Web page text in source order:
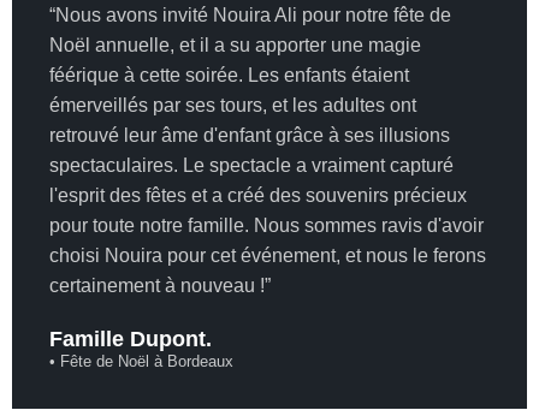
“Nous avons invité Nouira Ali pour notre fête de
Noël annuelle, et il a su apporter une magie
féérique à cette soirée. Les enfants étaient
émerveillés par ses tours, et les adultes ont
retrouvé leur âme d'enfant grâce à ses illusions
spectaculaires. Le spectacle a vraiment capturé
l'esprit des fêtes et a créé des souvenirs précieux
pour toute notre famille. Nous sommes ravis d'avoir
choisi Nouira pour cet événement, et nous le ferons
certainement à nouveau !”
Famille Dupont.
• Fête de Noël à Bordeaux